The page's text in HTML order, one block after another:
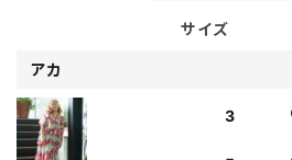
サイズ
アカ
3